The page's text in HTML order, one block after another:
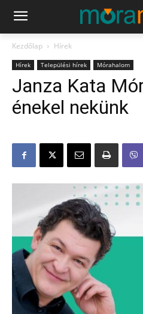
Kezdőlap Hírek
Hírek Települési hírek Mórahalom
Janza Kata
énekel nekünk